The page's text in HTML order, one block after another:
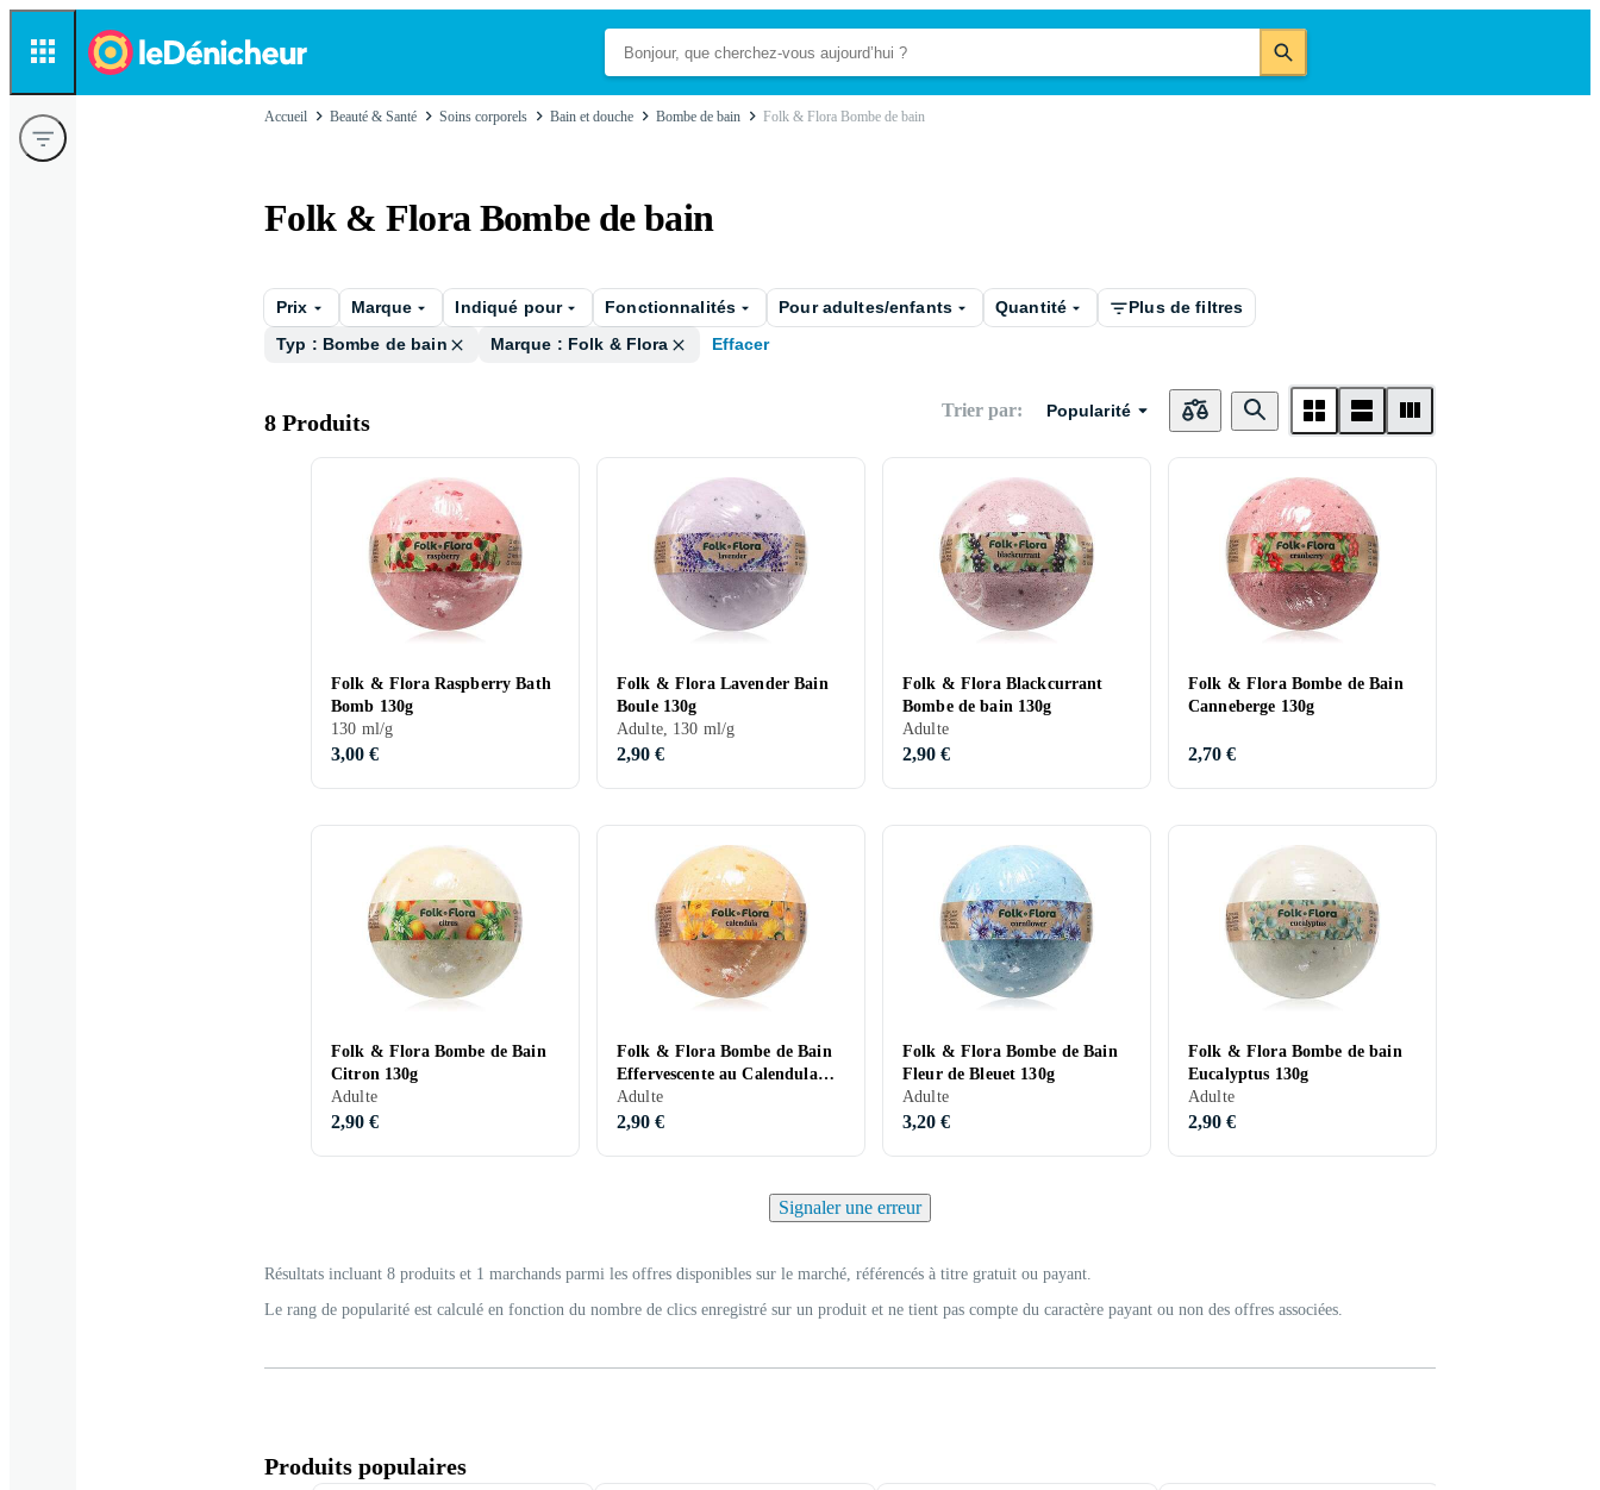
Accueil Beauté & Santé Soins corporels Bain et douche Bombe de bain Folk & Flora Bombe de bain
Folk & Flora Bombe de bain
Prix Marque Indiqué pour Fonctionnalités Pour adultes/enfants Quantité
Plus de filtres
Typ : Bombe de bain
Marque : Folk & Flora Effacer
8 Produits Trier par: Popularité
Folk & Flora Raspberry Bath
Bomb 130g
130 ml/g
3,00 €
Folk & Flora Lavender Bain
Boule 130g
Adulte, 130 ml/g
2,90 €
Folk & Flora Blackcurrant
Bombe de bain 130g
Adulte
2,90 €
Folk & Flora Bombe de Bain
Canneberge 130g
2,70 €
Folk & Flora Bombe de Bain
Citron 130g
Adulte
2,90 €
Folk & Flora Bombe de Bain
Effervescente au Calendula
130g
Adulte
2,90 €
Folk & Flora Bombe de Bain
Fleur de Bleuet 130g
Adulte
3,20 €
Folk & Flora Bombe de bain
Eucalyptus 130g
Adulte
2,90 €
Signaler une erreur
Résultats incluant 8 produits et 1 marchands parmi les offres disponibles sur le marché, référencés à titre gratuit ou payant.
Le rang de popularité est calculé en fonction du nombre de clics enregistré sur un produit et ne tient pas compte du caractère payant ou non des offres associées.
Produits populaires